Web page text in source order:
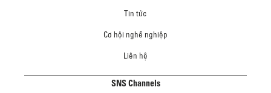
Tin tức
Cơ hội nghề nghiệp
Liên hệ
SNS Channels